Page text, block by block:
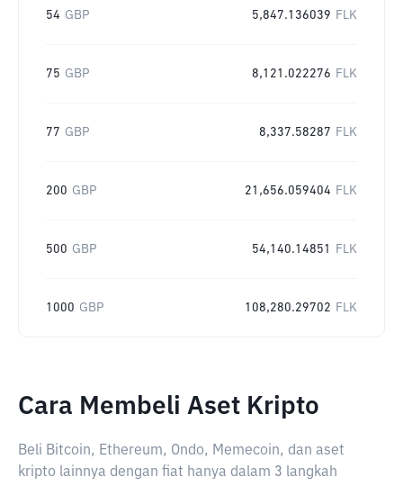
54 GBP 5,847.136039 FLK
75 GBP 8,121.022276 FLK
77 GBP 8,337.58287 FLK
200 GBP 21,656.059404 FLK
500 GBP 54,140.14851 FLK
1000 GBP 108,280.29702 FLK
Cara Membeli Aset Kripto
Beli Bitcoin, Ethereum, Ondo, Memecoin, dan aset
kripto lainnya dengan fiat hanya dalam 3 langkah